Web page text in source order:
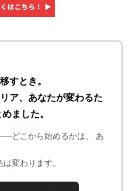
すとき。
ア、あなたが変わるた
ました。
どこから始めるかは、 あ
変わります。